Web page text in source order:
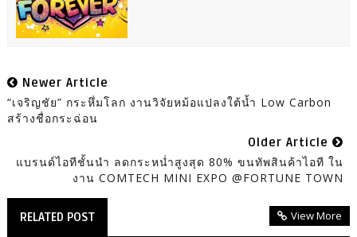
Newer Article
“เจริญชัย” กระหึ่มโลก งานวิจัยหม้อแปลงใต้น้ำ Low Carbon
สร้างชื่อกระฉ่อน
Older Article
แบรนด์ไอทีชั้นนำ ลดกระหน่ำสูงสุด 80% ขนทัพสินค้าไอที ใน
งาน COMTECH MINI EXPO @FORTUNE TOWN
RELATED POST View More